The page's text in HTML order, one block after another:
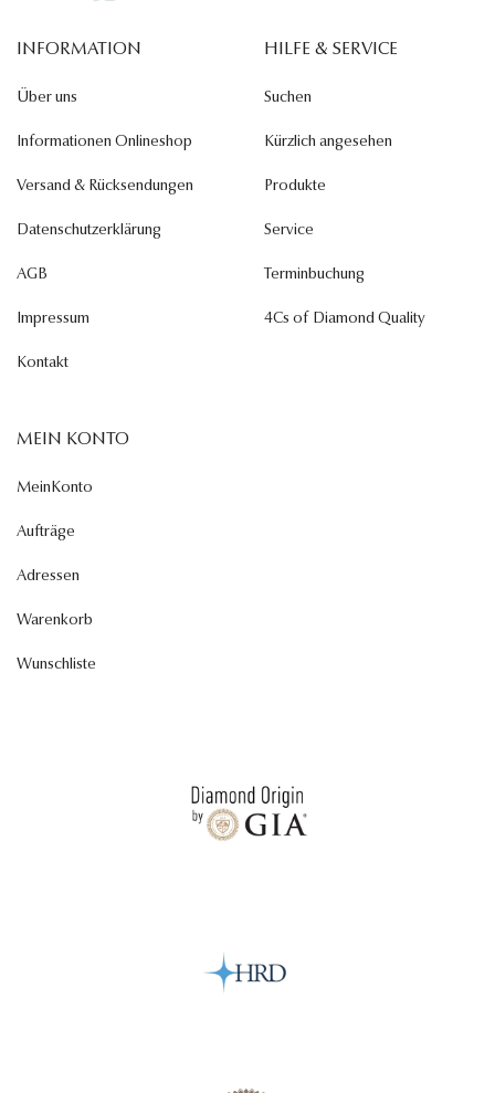
INFORMATION
Über uns
Informationen Onlineshop
Versand & Rücksendungen
Datenschutzerklärung
AGB
Impressum
Kontakt
HILFE & SERVICE
Suchen
Kürzlich angesehen
Produkte
Service
Terminbuchung
4Cs of Diamond Quality
MEIN KONTO
MeinKonto
Aufträge
Adressen
Warenkorb
Wunschliste